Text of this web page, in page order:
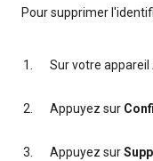
Pour supprimer
Sur votre
Appuyez sur
Appuyez sur